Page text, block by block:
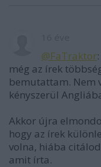
@FaTraktor
még az írek
bemutattam. Nem
kényszerül
Akkor újra
hogy az írek
volna, hiába
amit írta.